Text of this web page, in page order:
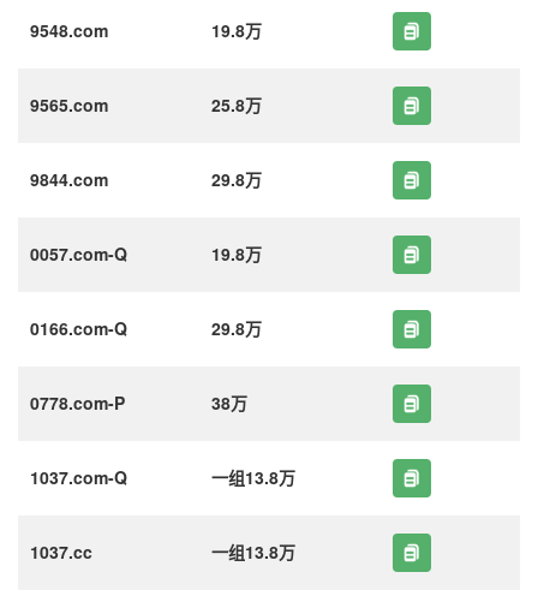
9548.com 19.8万
9565.com 25.8万
9844.com 29.8万
0057.com-Q 19.8万
0166.com-Q 29.8万
0778.com-P 38万
1037.com-Q 一组13.8万
1037.cc 一组13.8万